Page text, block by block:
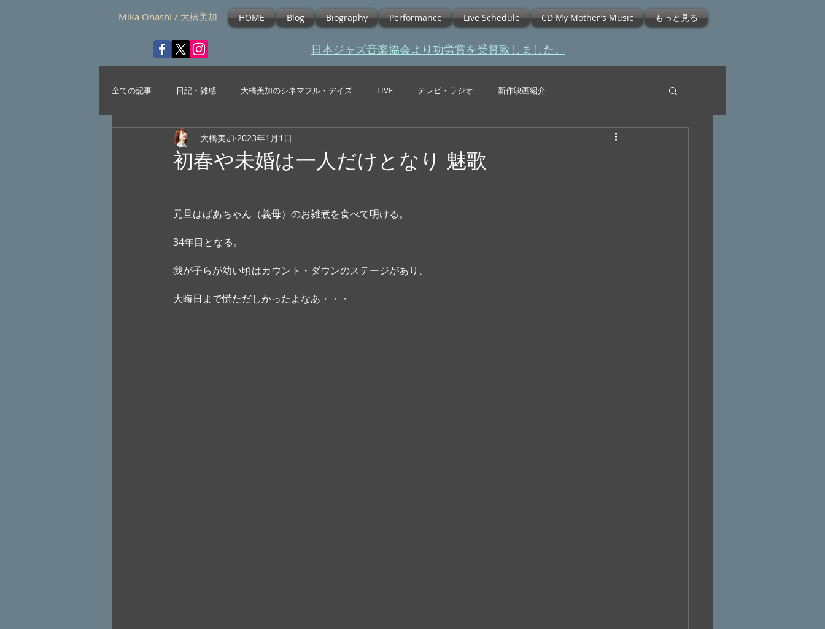
Mika Ohashi / 大橋美加 HOME Blog Biography Performance Live Schedule CD My Mother’s Music もっと見る
​日本ジャズ音楽協会より功労賞を受賞致しました。
全ての記事 日記・雑感 大橋美加のシネマフル・デイズ LIVE テレビ・ラジオ 新作映画紹介
初春や未婚は一人だけとなり 魅歌
大橋美加 2023年1月1日
元旦はばあちゃん（義母）のお雑煮を食べて明ける。
34年目となる。
我が子らが幼い頃はカウント・ダウンのステージがあり、
大晦日まで慌ただしかったよなあ・・・